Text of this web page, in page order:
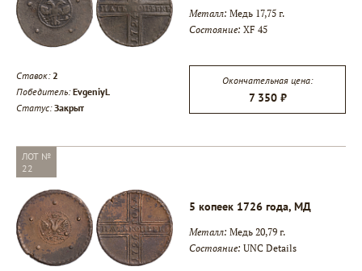
Металл: Медь 17,75 г.
Состояние: XF 45
Ставок:2
Победитель: EvgeniyL
Статус:Закрыт
Окончательная цена:
7 350 ₽
ЛОТ №
22
5 копеек 1726 года, МД
Металл: Медь 20,79 г.
Состояние: UNC Details